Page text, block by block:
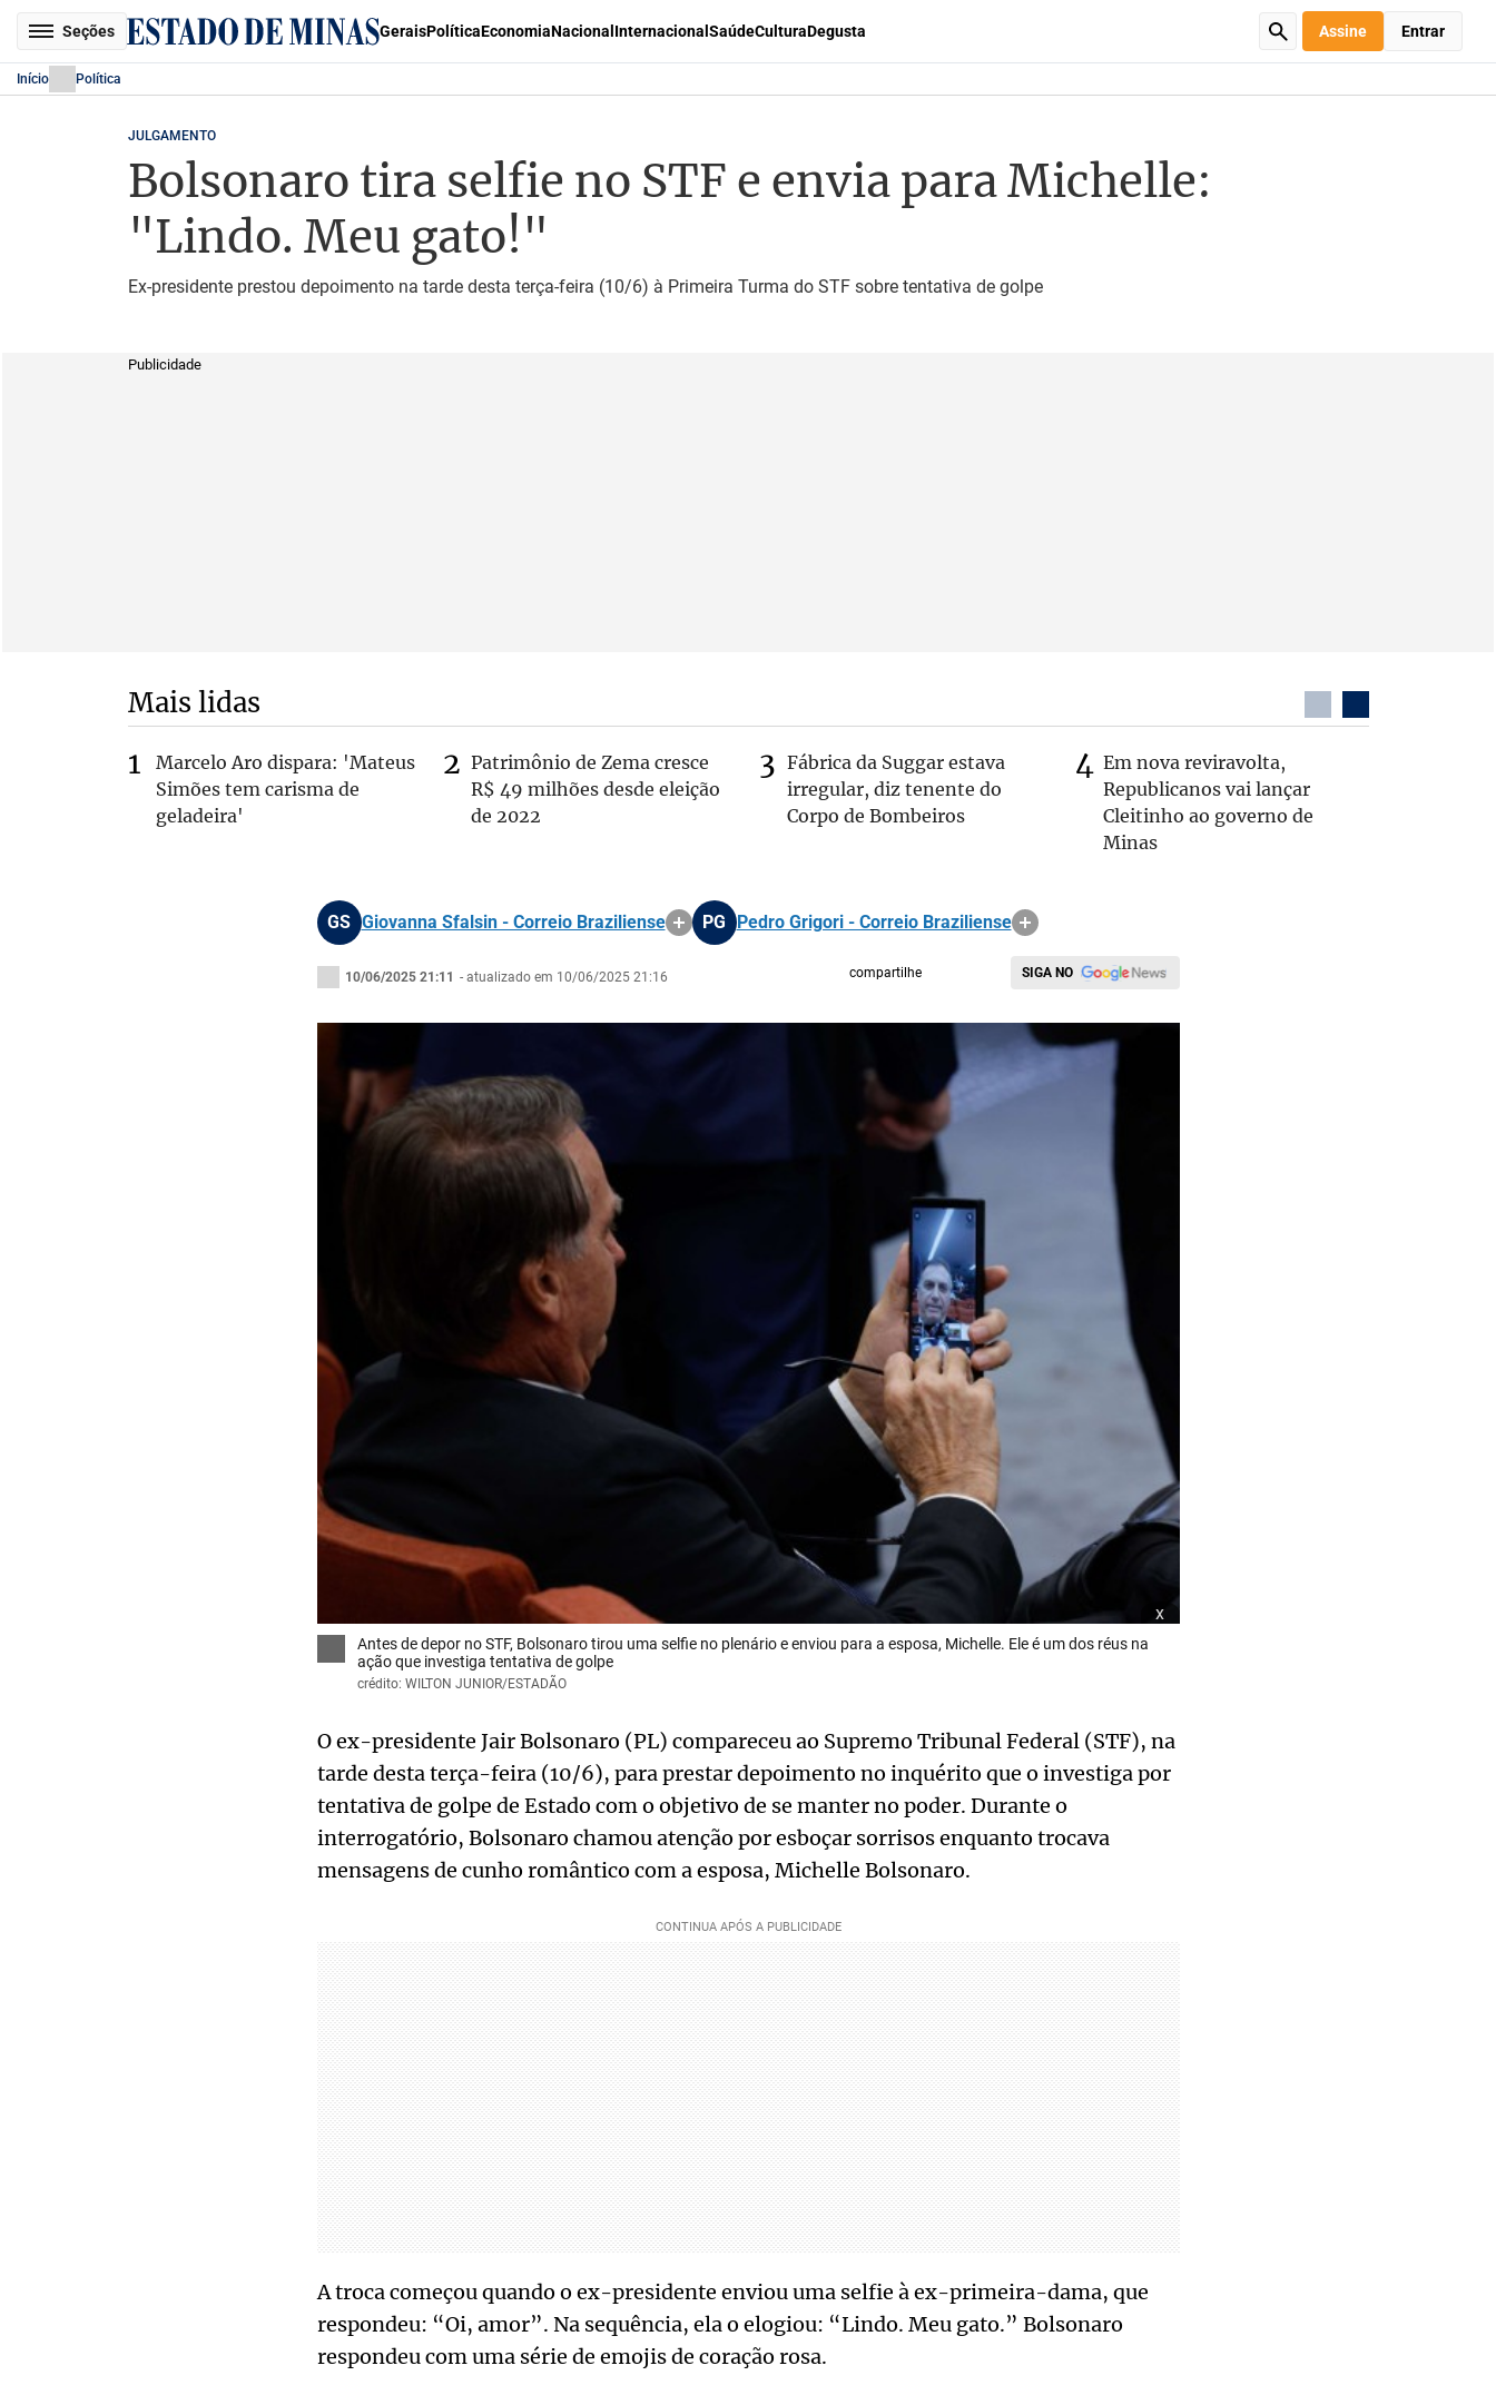
Seções GeraisPolíticaEconomiaNacional Internacional SaúdeCulturaDegusta Assine Entrar
Início Política
JULGAMENTO
Bolsonaro tira selfie no STF e envia para Michelle:
"Lindo. Meu gato!"
Ex-presidente prestou depoimento na tarde desta terça-feira (10/6) à Primeira Turma do STF sobre tentativa de golpe
Publicidade
Mais lidas
Marcelo Aro dispara: 'Mateus
Simões tem carisma de
geladeira'
Patrimônio de Zema cresce
R$ 49 milhões desde eleição
de 2022
Fábrica da Suggar estava
irregular, diz tenente do
Corpo de Bombeiros
Em nova reviravolta,
Republicanos vai lançar
Cleitinho ao governo de
Minas
GS Giovanna Sfalsin - Correio Braziliense PG Pedro Grigori - Correio Braziliense
10/06/2025 21:11 - atualizado em 10/06/2025 21:16 compartilhe SIGA NO
x
Antes de depor no STF, Bolsonaro tirou uma selfie no plenário e enviou para a esposa, Michelle. Ele é um dos réus na
ação que investiga tentativa de golpe
crédito: WILTON JUNIOR/ESTADÃO
O ex-presidente Jair Bolsonaro (PL) compareceu ao Supremo Tribunal Federal (STF), na
tarde desta terça-feira (10/6), para prestar depoimento no inquérito que o investiga por
tentativa de golpe de Estado com o objetivo de se manter no poder. Durante o
interrogatório, Bolsonaro chamou atenção por esboçar sorrisos enquanto trocava
mensagens de cunho romântico com a esposa, Michelle Bolsonaro.
A troca começou quando o ex-presidente enviou uma selfie à ex-primeira-dama, que
respondeu: “Oi, amor”. Na sequência, ela o elogiou: “Lindo. Meu gato.” Bolsonaro
respondeu com uma série de emojis de coração rosa.